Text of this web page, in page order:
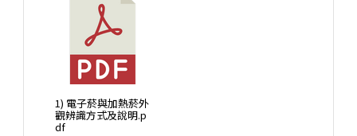
1) 電子菸與加熱菸外
觀辨識方式及說明.p
df